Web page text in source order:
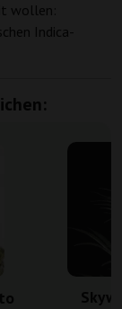
wollen:
Indica-